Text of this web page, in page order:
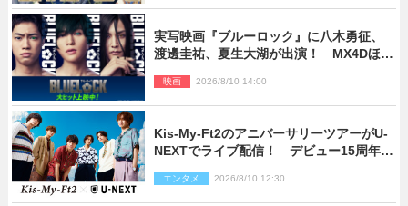
実写映画『ブルーロック』に八木勇征、
渡邊圭祐、夏生大湖が出演！ MX4Dほか
映画 2026/8/10 14:00
Kis‐My‐Ft2のアニバーサリーツアーがU‐
NEXTでライブ配信！ デビュー15周年の
エンタメ 2026/8/10 12:30